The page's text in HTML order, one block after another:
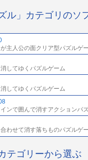
ル」カテゴリのソ
主人公の面クリア型パズルゲ
してゆくパズルゲーム
してゆくパズルゲーム
ンで囲んで消すアクションパ
わせて消す落ちものパズルゲ
テゴリーから選ぶ